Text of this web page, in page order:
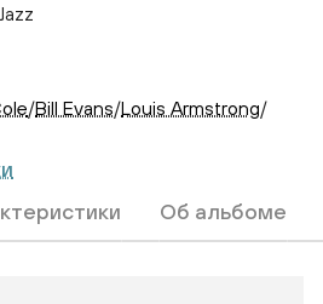
/Bill Evans/Louis Armstrong/
Об альбоме